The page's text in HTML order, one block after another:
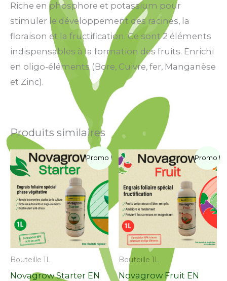
Riche en phosphore et potassium pour
stimuler le développement des racines, la
floraison et la fructification. Ce sont 2 éléments
indispensables à la formation des fruits. Enrichi
en oligo-éléments (Bore, Cuivre, fer, Manganèse
et Zinc).
Produits similaires
Promo !
Bouteille 1L
Novagrow Starter EN
Le
prix
initial
était :
6,000CFA.
Le
prix
est :
5,000CFA.
Promo !
Bouteille 1L
Novagrow Fruit EN
Le
prix
initial
6,000CFA.
Le
prix
actuel
est :